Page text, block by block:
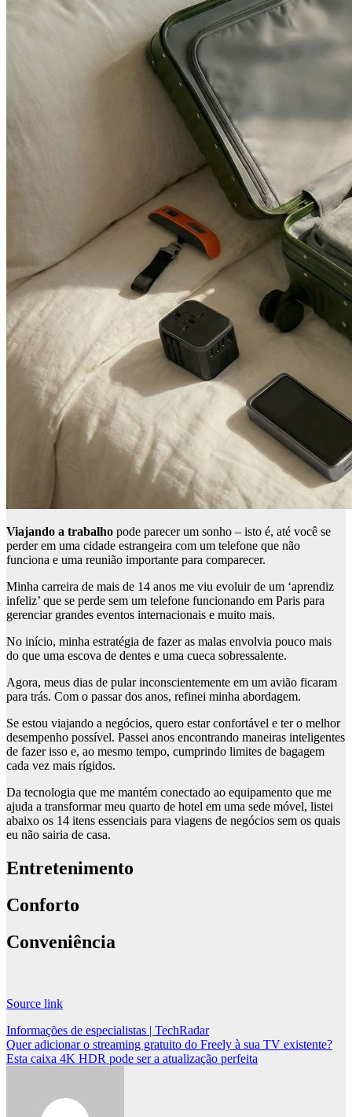
Viajando a trabalho pode parecer um sonho – isto é, até você se
perder em uma cidade estrangeira com um telefone que não
funciona e uma reunião importante para comparecer.
Minha carreira de mais de 14 anos me viu evoluir de um ‘aprendiz
infeliz’ que se perde sem um telefone funcionando em Paris para
gerenciar grandes eventos internacionais e muito mais.
No início, minha estratégia de fazer as malas envolvia pouco mais
do que uma escova de dentes e uma cueca sobressalente.
Agora, meus dias de pular inconscientemente em um avião ficaram
para trás. Com o passar dos anos, refinei minha abordagem.
Se estou viajando a negócios, quero estar confortável e ter o melhor
desempenho possível. Passei anos encontrando maneiras inteligentes
de fazer isso e, ao mesmo tempo, cumprindo limites de bagagem
cada vez mais rígidos.
Da tecnologia que me mantém conectado ao equipamento que me
ajuda a transformar meu quarto de hotel em uma sede móvel, listei
abaixo os 14 itens essenciais para viagens de negócios sem os quais
eu não sairia de casa.
Entretenimento
Conforto
Conveniência
Source link
Post
navigation
Informações de especialistas | TechRadar
Quer adicionar o streaming gratuito do Freely à sua TV existente?
Esta caixa 4K HDR pode ser a atualização perfeita